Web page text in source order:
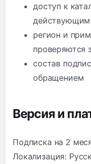
доступ к
действующим
регион и
проверяются
состав
обращением
Версия и
Подписка на 2
Локализация: